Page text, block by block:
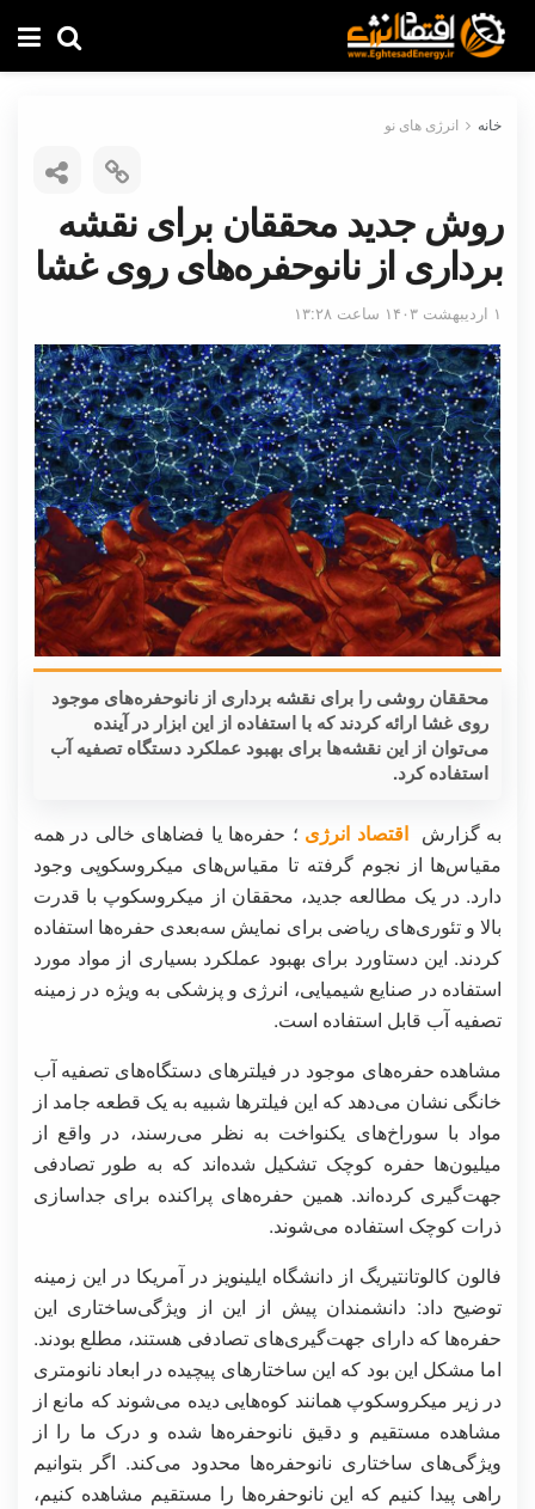
خانه انرژی های نو
روش جدید محققان برای نقشه
برداری از نانوحفره‌های روی غشا
۱ اردیبهشت ۱۴۰۳ ساعت ۱۳:۲۸
محققان روشی را برای نقشه برداری از نانوحفره‌های موجود
روی غشا ارائه کردند که با استفاده از این ابزار در آینده
می‌توان از این نقشه‌ها برای بهبود عملکرد دستگاه تصفیه آب
استفاده کرد.
به گزارشاقتصاد انرژی ؛ حفره‌ها یا فضاهای خالی در همه
مقیاس‌ها از نجوم گرفته تا مقیاس‌های میکروسکوپی وجود
دارد. در یک مطالعه جدید، محققان از میکروسکوپ با قدرت
بالا و تئوری‌های ریاضی برای نمایش سه‌بعدی حفره‌ها استفاده
کردند. این دستاورد برای بهبود عملکرد بسیاری از مواد مورد
استفاده در صنایع شیمیایی، انرژی و پزشکی به ویژه در زمینه
تصفیه آب قابل استفاده است.
مشاهده حفره‌های موجود در فیلترهای دستگاه‌های تصفیه آب
خانگی نشان می‌دهد که این فیلترها شبیه به یک قطعه جامد از
مواد با سوراخ‌های یکنواخت به نظر می‌رسند، در واقع از
میلیون‌ها حفره کوچک تشکیل شده‌اند که به طور تصادفی
جهت‌گیری کرده‌اند. همین حفره‌های پراکنده برای جداسازی
ذرات کوچک استفاده می‌شوند.
فالون کالوتانتیریگ از دانشگاه ایلینویز در آمریکا در این زمینه
توضیح داد: دانشمندان پیش از این از ویژگی‌ساختاری این
حفره‌ها که دارای جهت‌گیری‌های تصادفی هستند، مطلع بودند.
اما مشکل این بود که این ساختارهای پیچیده در ابعاد نانومتری
در زیر میکروسکوپ همانند کوه‌هایی دیده می‌شوند که مانع از
مشاهده مستقیم و دقیق نانوحفره‌ها شده و درک ما را از
ویژگی‌های ساختاری نانوحفره‌ها محدود می‌کند. اگر بتوانیم
راهی پیدا کنیم که این نانوحفره‌ها را مستقیم مشاهده کنیم،